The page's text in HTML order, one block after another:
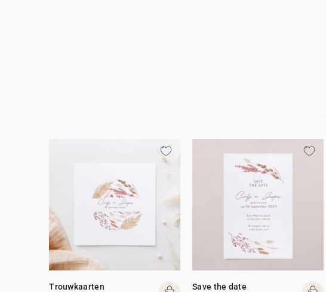
Trouwkaarten Save the date